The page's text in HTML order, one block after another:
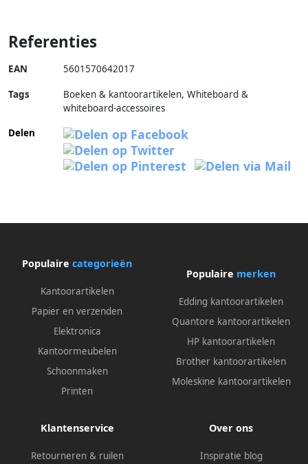
Referenties
EAN 5601570642017
Tags
Boeken & kantoorartikelen, Whiteboard &
whiteboard-accessoires
Delen
Populaire categorieën
Kantoorartikelen
Papier en verzenden
Elektronica
Kantoormeubelen
Schoonmaken
Printen
Populaire merken
Edding kantoorartikelen
Quantore kantoorartikelen
HP kantoorartikelen
Brother kantoorartikelen
Moleskine kantoorartikelen
Klantenservice
Retourneren & ruilen
Over ons
Inspiratie blog